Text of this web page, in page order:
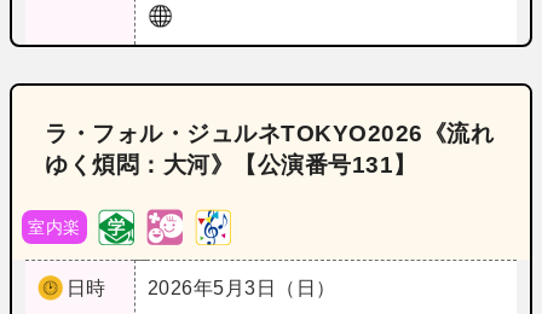
ラ・フォル・ジュルネTOKYO2026《流れ
ゆく煩悶：大河》【公演番号131】
室内楽
日時
2026年5月3日（日）